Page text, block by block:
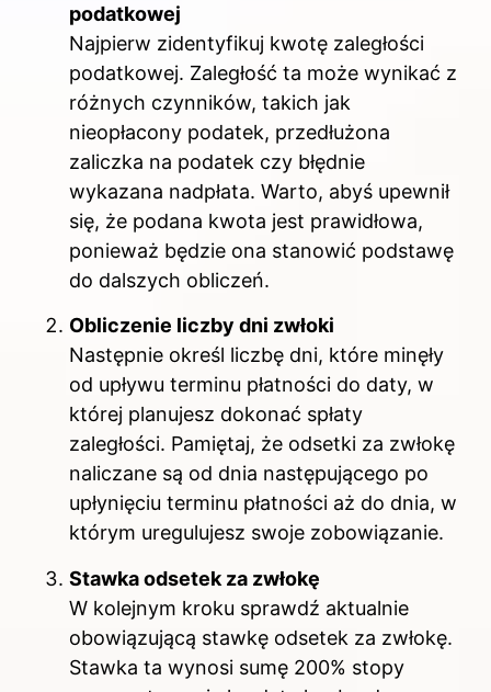
podatkowej
Najpierw zidentyfikuj kwotę zaległości
podatkowej. Zaległość ta może wynikać z
różnych czynników, takich jak
nieopłacony podatek, przedłużona
zaliczka na podatek czy błędnie
wykazana nadpłata. Warto, abyś upewnił
się, że podana kwota jest prawidłowa,
ponieważ będzie ona stanowić podstawę
do dalszych obliczeń.
Obliczenie liczby dni zwłoki
Następnie określ liczbę dni, które minęły
od upływu terminu płatności do daty, w
której planujesz dokonać spłaty
zaległości. Pamiętaj, że odsetki za zwłokę
naliczane są od dnia następującego po
upłynięciu terminu płatności aż do dnia, w
którym uregulujesz swoje zobowiązanie.
Stawka odsetek za zwłokę
W kolejnym kroku sprawdź aktualnie
obowiązującą stawkę odsetek za zwłokę.
Stawka ta wynosi sumę 200% stopy